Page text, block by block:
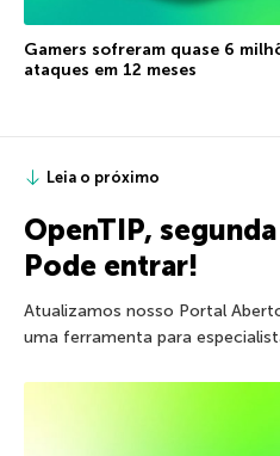
Gamers sofreram quase 6
ataques em 12 meses
Leia o próximo
OpenTIP,
Pode entrar!
Atualizamos nosso Portal
uma ferramenta para